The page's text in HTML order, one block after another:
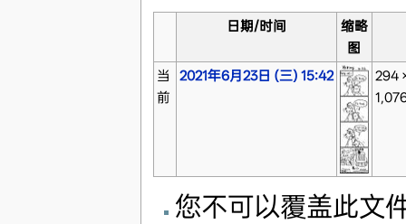
日期/时间
缩略
图
当
前
2021年6月23日 (三) 15:42
294
您不可以覆盖此文